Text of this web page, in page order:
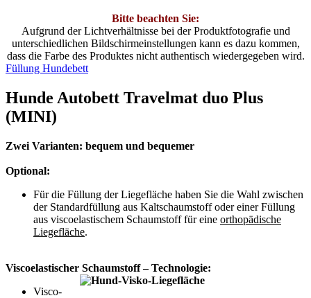
Bitte beachten Sie:
Aufgrund der Lichtverhältnisse bei der Produktfotografie und
unterschiedlichen Bildschirmeinstellungen kann es dazu kommen,
dass die Farbe des Produktes nicht authentisch wiedergegeben wird.
Füllung Hundebett
Hunde Autobett Travelmat duo Plus
(MINI)
Zwei Varianten: bequem und bequemer
Optional:
Für die Füllung der Liegefläche haben Sie die Wahl zwischen
der Standardfüllung aus Kaltschaumstoff oder einer Füllung
aus viscoelastischem Schaumstoff für eine orthopädische
Liegefläche.
Viscoelastischer Schaumstoff – Technologie:
Visco-